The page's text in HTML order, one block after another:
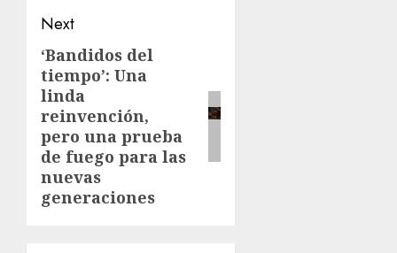
Next
‘Bandidos del
tiempo’: Una
linda
reinvención,
pero una prueba
de fuego para las
nuevas
generaciones